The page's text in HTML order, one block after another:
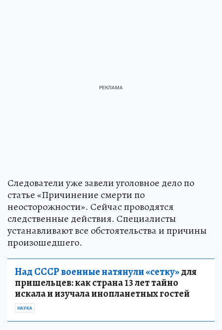
Следователи уже завели уголовное дело по
статье «Причинение смерти по
неосторожности». Сейчас проводятся
следственные действия. Специалисты
устанавливают все обстоятельства и причины
произошедшего.
Над СССР военные натянули «сетку»для
пришельцев: как страна 13 лет тайно
искала и изучала инопланетных гостей
НАУКА